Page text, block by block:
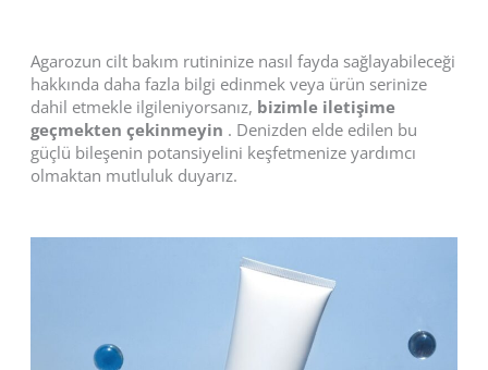
Agarozun cilt bakım rutininize nasıl fayda sağlayabileceği
hakkında daha fazla bilgi edinmek veya ürün serinize
dahil etmekle ilgileniyorsanız, bizimle iletişime
geçmekten çekinmeyin . Denizden elde edilen bu
güçlü bileşenin potansiyelini keşfetmenize yardımcı
olmaktan mutluluk duyarız.